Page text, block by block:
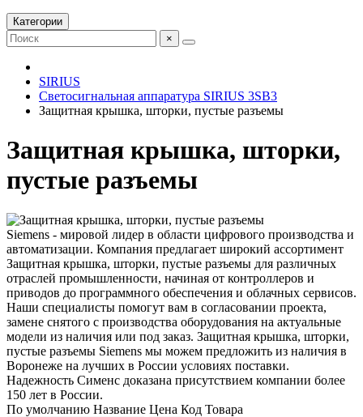
Категории
×
SIRIUS
Светосигнальная аппаратура SIRIUS 3SB3
Защитная крышка, шторки, пустые разъемы
Защитная крышка, шторки,
пустые разъемы
Siemens - мировой лидер в области цифрового производства и
автоматизации. Компания предлагает широкий ассортимент
Защитная крышка, шторки, пустые разъемы для различных
отраслей промышленности, начиная от контроллеров и
приводов до программного обеспечения и облачных сервисов.
Наши специалисты помогут вам в согласовании проекта,
замене снятого с производства оборудования на актуальные
модели из наличия или под заказ. Защитная крышка, шторки,
пустые разъемы Siemens мы можем предложить из наличия в
Воронеже на лучших в России условиях поставки.
Надежность Сименс доказана присутствием компании более
150 лет в России.
По умолчанию Название Цена Код Товара